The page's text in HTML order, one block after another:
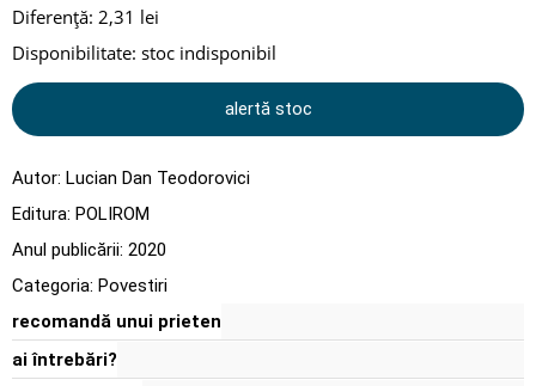
Diferență: 2,31 lei
Disponibilitate: stoc indisponibil
alertă stoc
Autor: Lucian Dan Teodorovici
Editura: POLIROM
Anul publicării: 2020
Categoria: Povestiri
recomandă unui prieten
ai întrebări?